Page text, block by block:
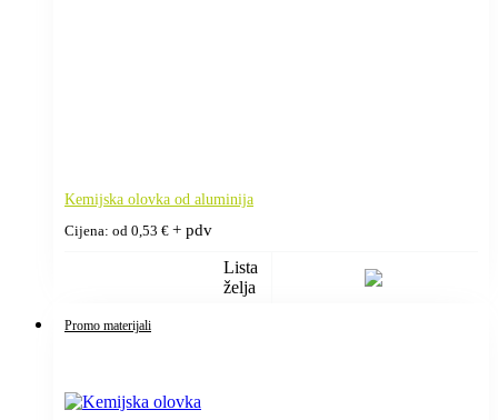
Kemijska olovka od aluminija
Cijena: od 0,53 € + pdv
Lista
želja
Promo materijali